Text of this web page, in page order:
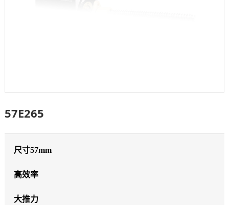
57E265
尺寸57mm
高效率
大推力